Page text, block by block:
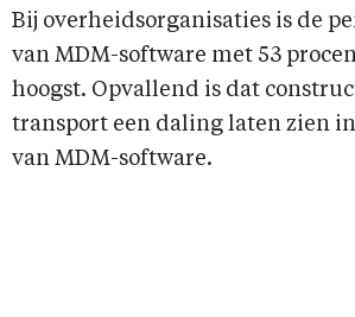
Bij overheidsorganisaties is de
van MDM-software met 53
hoogst. Opvallend is dat
transport een daling laten zien
van MDM-software.